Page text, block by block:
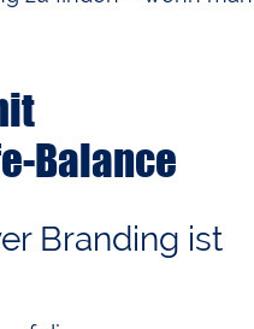
Balance
Branding ist